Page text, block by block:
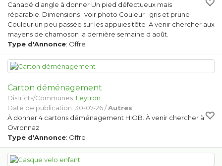
Canapé d angle à donner Un pied défectueux mais
réparable. Dimensions : voir photo Couleur : gris et prune
Couleur un peu passée sur les appuies tête A venir chercher aux
mayens de chamoson la dernière semaine d août.
Type d'Annonce: Offre
Carton déménagement
Districts/Communes: Leytron
Date de publication: 30-07-26 /Autres
À donner 4 cartons déménagement HIOB. À venir chercher à
Ovronnaz
Type d'Annonce: Offre